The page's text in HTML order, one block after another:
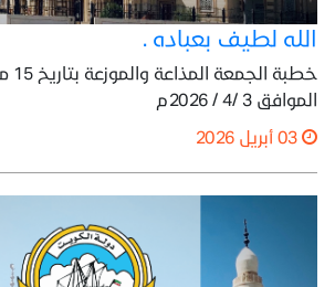
الله لطيف بعباده .
الموافق 3 /4 / 2026م